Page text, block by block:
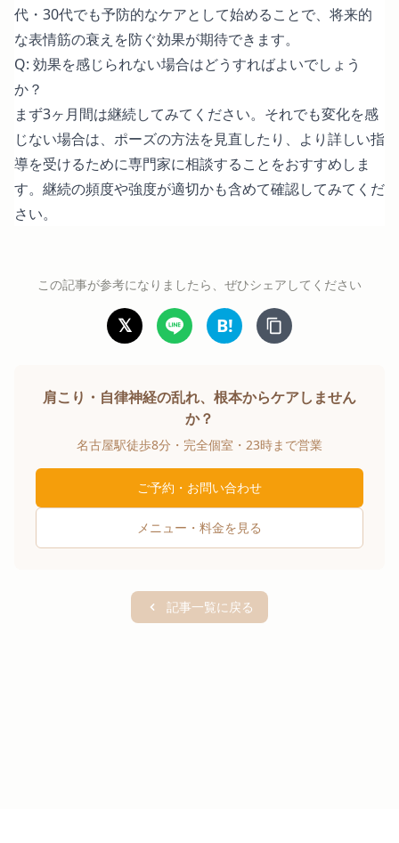
代・30代でも予防的なケアとして始めることで、将来的
な表情筋の衰えを防ぐ効果が期待できます。
Q: 効果を感じられない場合はどうすればよいでしょう
か？
まず3ヶ月間は継続してみてください。それでも変化を感
じない場合は、ポーズの方法を見直したり、より詳しい指
導を受けるために専門家に相談することをおすすめしま
す。継続の頻度や強度が適切かも含めて確認してみてくだ
さい。
この記事が参考になりましたら、ぜひシェアしてください
𝕏 B!
肩こり・自律神経の乱れ、根本からケアしません
か？
名古屋駅徒歩8分・完全個室・23時まで営業
ご予約・お問い合わせ
メニュー・料金を見る
記事一覧に戻る